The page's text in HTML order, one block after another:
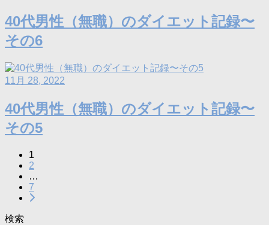
40代男性（無職）のダイエット記録〜
その6
11月 28, 2022
40代男性（無職）のダイエット記録〜
その5
1
2
…
7
検索